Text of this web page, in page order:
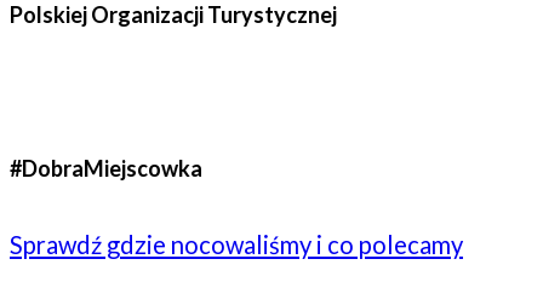
Polskiej Organizacji Turystycznej
#DobraMiejscowka
Sprawdź gdzie nocowaliśmy i co polecamy